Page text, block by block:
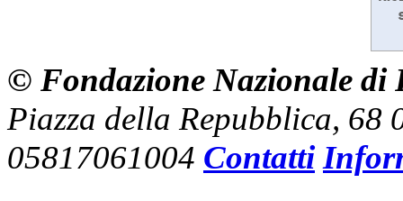
© Fondazione Nazionale di
Piazza della Repubblica, 68
05817061004 Contatti